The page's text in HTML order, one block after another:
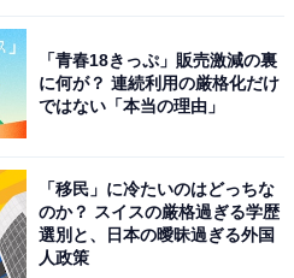
「青春18きっぷ」販売激減の裏
に何が？ 連続利用の厳格化だけ
ではない「本当の理由」
「移民」に冷たいのはどっちな
のか？ スイスの厳格過ぎる学歴
選別と、日本の曖昧過ぎる外国
人政策